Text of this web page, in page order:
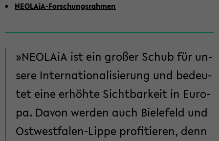
NEOLAiA-​Forschungsrahmen
NEO­LA­iA ist ein gro­ßer Schub für un­
se­re In­ter­na­tio­na­li­sie­rung und be­deu­
tet eine er­höh­te Sicht­bar­keit in Eu­ro­
pa. Davon wer­den auch Bie­le­feld und
Ostwestfalen-​Lippe pro­fi­tie­ren, denn